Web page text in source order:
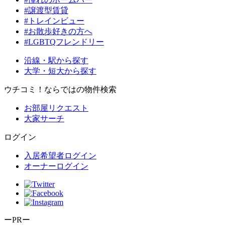
#譲渡型賃貸
#トレインビュー
#お散歩好きの方へ
#LGBTQフレンドリー
沿線・駅から探す
大学・短大から探す
ウチコミ！ならではの物件検索
お部屋リクエスト
大家サーチ
ログイン
入居希望者ログイン
オーナーログイン
ーPRー